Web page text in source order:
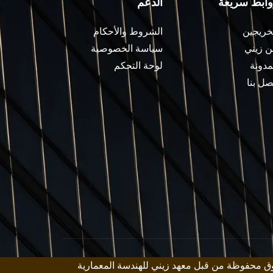
زيني
بنا
الشروط والأحكام
سياسة الخصوصية
لوحة التحكم